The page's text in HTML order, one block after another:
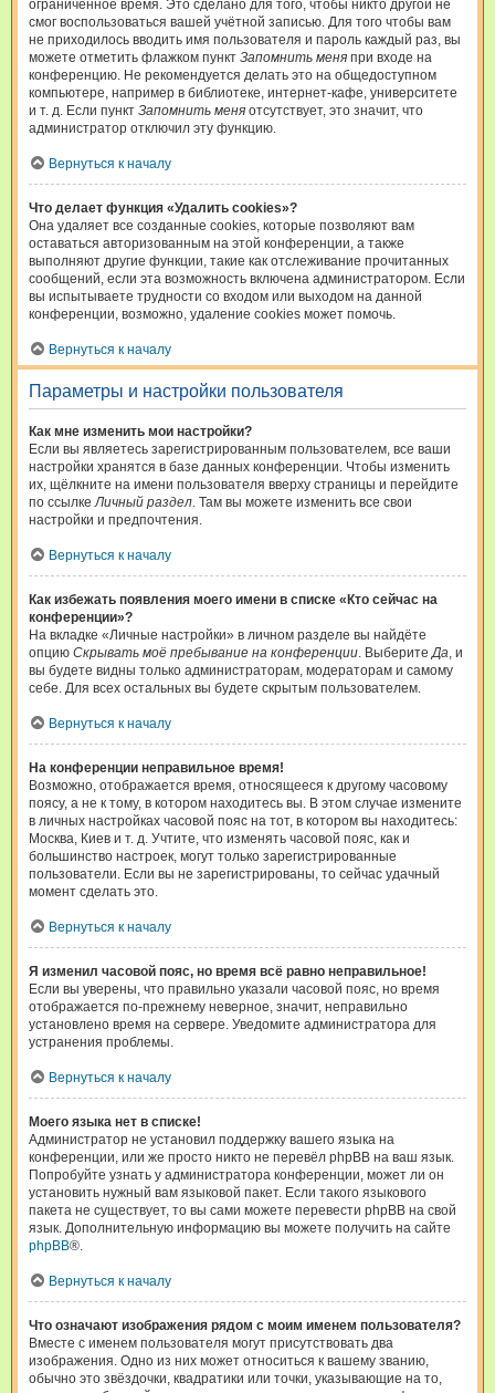
ограниченное время. Это сделано для того, чтобы никто другой не
смог воспользоваться вашей учётной записью. Для того чтобы вам
не приходилось вводить имя пользователя и пароль каждый раз, вы
можете отметить флажком пункт Запомнить меня при входе на
конференцию. Не рекомендуется делать это на общедоступном
компьютере, например в библиотеке, интернет-кафе, университете
и т. д. Если пункт Запомнить меня отсутствует, это значит, что
администратор отключил эту функцию.
Вернуться к началу
Что делает функция «Удалить cookies»?
Она удаляет все созданные cookies, которые позволяют вам
оставаться авторизованным на этой конференции, а также
выполняют другие функции, такие как отслеживание прочитанных
сообщений, если эта возможность включена администратором. Если
вы испытываете трудности со входом или выходом на данной
конференции, возможно, удаление cookies может помочь.
Вернуться к началу
Параметры и настройки пользователя
Как мне изменить мои настройки?
Если вы являетесь зарегистрированным пользователем, все ваши
настройки хранятся в базе данных конференции. Чтобы изменить
их, щёлкните на имени пользователя вверху страницы и перейдите
по ссылкеЛичный раздел. Там вы можете изменить все свои
настройки и предпочтения.
Вернуться к началу
Как избежать появления моего имени в списке «Кто сейчас на
конференции»?
На вкладке «Личные настройки» в личном разделе вы найдёте
опцию Скрывать моё пребывание на конференции. ВыберитеДа, и
вы будете видны только администраторам, модераторам и самому
себе. Для всех остальных вы будете скрытым пользователем.
Вернуться к началу
На конференции неправильное время!
Возможно, отображается время, относящееся к другому часовому
поясу, а не к тому, в котором находитесь вы. В этом случае измените
в личных настройках часовой пояс на тот, в котором вы находитесь:
Москва, Киев и т. д. Учтите, что изменять часовой пояс, как и
большинство настроек, могут только зарегистрированные
пользователи. Если вы не зарегистрированы, то сейчас удачный
момент сделать это.
Вернуться к началу
Я изменил часовой пояс, но время всё равно неправильное!
Если вы уверены, что правильно указали часовой пояс, но время
отображается по-прежнему неверное, значит, неправильно
установлено время на сервере. Уведомите администратора для
устранения проблемы.
Вернуться к началу
Моего языка нет в списке!
Администратор не установил поддержку вашего языка на
конференции, или же просто никто не перевёл phpBB на ваш язык.
Попробуйте узнать у администратора конференции, может ли он
установить нужный вам языковой пакет. Если такого языкового
пакета не существует, то вы сами можете перевести phpBB на свой
язык. Дополнительную информацию вы можете получить на сайте
phpBB®.
Вернуться к началу
Что означают изображения рядом с моим именем пользователя?
Вместе с именем пользователя могут присутствовать два
изображения. Одно из них может относиться к вашему званию,
обычно это звёздочки, квадратики или точки, указывающие на то,